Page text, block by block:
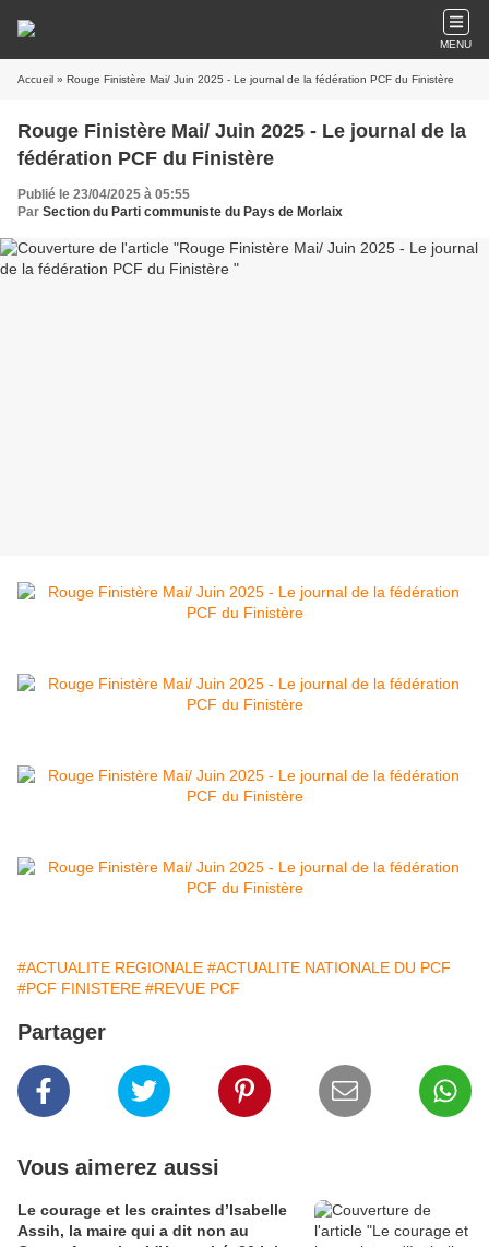
MENU
Accueil » Rouge Finistère Mai/ Juin 2025 - Le journal de la fédération PCF du Finistère
Rouge Finistère Mai/ Juin 2025 - Le journal de la
fédération PCF du Finistère
Publié le 23/04/2025 à 05:55
Par Section du Parti communiste du Pays de Morlaix
#ACTUALITE REGIONALE #ACTUALITE NATIONALE DU PCF
#PCF FINISTERE #REVUE PCF
Partager
Vous aimerez aussi
Le courage et les craintes d’Isabelle
Assih, la maire qui a dit non au